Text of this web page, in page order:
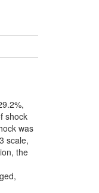
shock
was
scale,
the